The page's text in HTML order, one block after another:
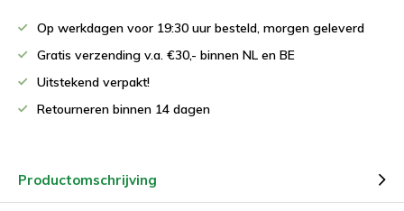
Op werkdagen voor 19:30 uur besteld, morgen geleverd
Gratis verzending v.a. €30,- binnen NL en BE
Uitstekend verpakt!
Retourneren binnen 14 dagen
Productomschrijving